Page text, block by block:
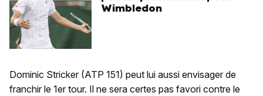
Wimbledon
Dominic Stricker (ATP 151) peut lui aussi envisager de
franchir le 1er tour. Il ne sera certes pas favori contre le